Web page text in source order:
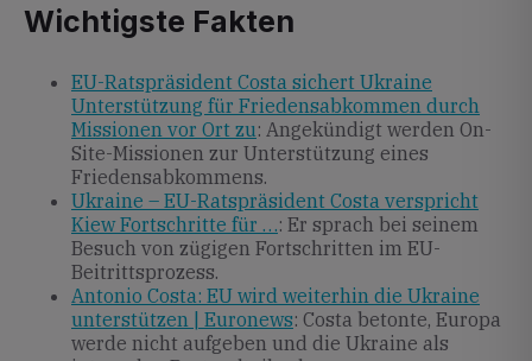
Wichtigste Fakten
EU-Ratspräsident Costa sichert Ukraine
Unterstützung für Friedensabkommen durch
Missionen vor Ort zu: Angekündigt werden On-
Site-Missionen zur Unterstützung eines
Friedensabkommens.
Ukraine – EU-Ratspräsident Costa verspricht
Kiew Fortschritte für …: Er sprach bei seinem
Besuch von zügigen Fortschritten im EU-
Beitrittsprozess.
Antonio Costa: EU wird weiterhin die Ukraine
unterstützen | Euronews: Costa betonte, Europa
werde nicht aufgeben und die Ukraine als